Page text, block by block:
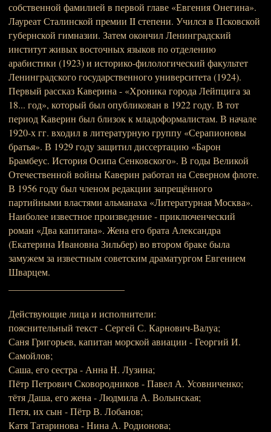
собственной фамилией в первой главе «Евгения Онегина».
Лауреат Сталинской премии II степени. Учился в Псковской
губернской гимназии. Затем окончил Ленинградский
институт живых восточных языков по отделению
арабистики (1923) и историко-филологический факультет
Ленинградского государственного университета (1924).
Первый рассказ Каверина - «Хроника города Лейпцига за
18... год», который был опубликован в 1922 году. В тот
период Каверин был близок к младоформалистам. В начале
1920-х гг. входил в литературную группу «Серапионовы
братья». В 1929 году защитил диссертацию «Барон
Брамбеус. История Осипа Сенковского». В годы Великой
Отечественной войны Каверин работал на Северном флоте.
В 1956 году был членом редакции запрещённого
партийными властями альманаха «Литературная Москва».
Наиболее известное произведение - приключенческий
роман «Два капитана». Жена его брата Александра
(Екатерина Ивановна Зильбер) во втором браке была
замужем за известным советским драматургом Евгением
Шварцем.
Действующие лица и исполнители:
пояснительный текст - Сергей С. Карнович-Валуа;
Саня Григорьев, капитан морской авиации - Георгий И.
Самойлов;
Саша, его сестра - Анна Н. Лузина;
Пётр Петрович Сковородников - Павел А. Усовниченко;
тётя Даша, его жена - Людмила А. Волынская;
Петя, их сын - Пётр В. Лобанов;
Катя Татаринова - Нина А. Родионова;